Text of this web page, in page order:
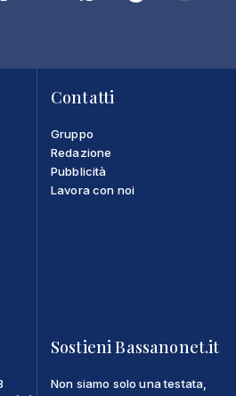
Contatti
Gruppo
Redazione
Pubblicità
Lavora con noi
Sostieni Bassanonet.it
Non siamo solo una testata,